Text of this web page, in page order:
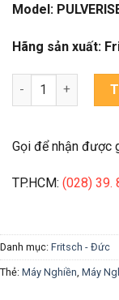
Model:
Hãng sản xuất:
Máy nghiền hành
Gọi để nhận được
TP.HCM: (028) 39.
Danh mục: Fritsch - Đức
Thẻ: Máy Nghiền, Máy